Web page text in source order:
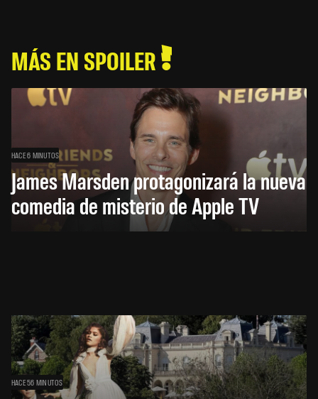
MÁS EN SPOILER
HACE 6 MINUTOS
James Marsden protagonizará la nueva
comedia de misterio de Apple TV
HACE 56 MINUTOS